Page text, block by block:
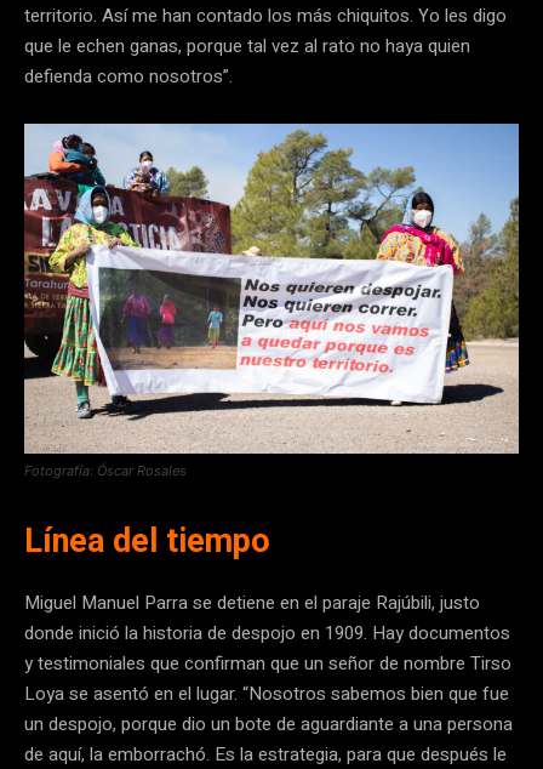
territorio. Así me han contado los más chiquitos. Yo les digo
que le echen ganas, porque tal vez al rato no haya quien
defienda como nosotros”.
Fotografía: Óscar Rosales
Línea del tiempo
Miguel Manuel Parra se detiene en el paraje Rajúbili, justo
donde inició la historia de despojo en 1909. Hay documentos
y testimoniales que confirman que un señor de nombre Tirso
Loya se asentó en el lugar. “Nosotros sabemos bien que fue
un despojo, porque dio un bote de aguardiante a una persona
de aquí, la emborrachó. Es la estrategia, para que después le